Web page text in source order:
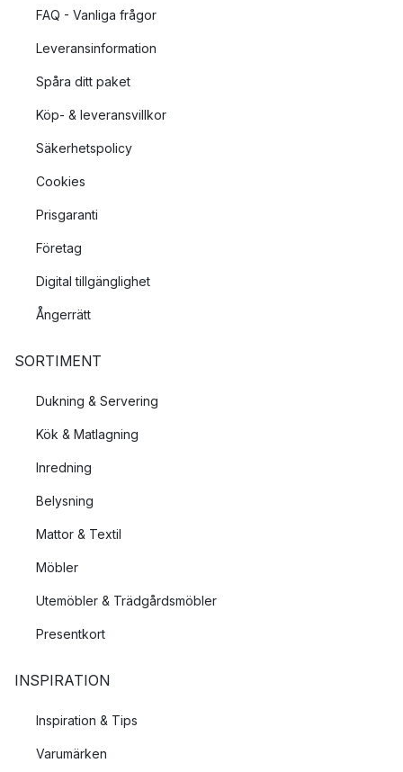
FAQ - Vanliga frågor
Leveransinformation
Spåra ditt paket
Köp- & leveransvillkor
Säkerhetspolicy
Cookies
Prisgaranti
Företag
Digital tillgänglighet
Ångerrätt
SORTIMENT
Dukning & Servering
Kök & Matlagning
Inredning
Belysning
Mattor & Textil
Möbler
Utemöbler & Trädgårdsmöbler
Presentkort
INSPIRATION
Inspiration & Tips
Varumärken